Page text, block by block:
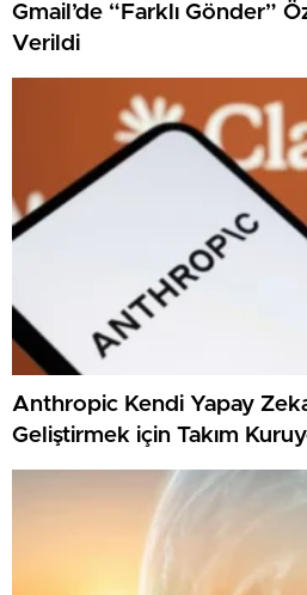
Gmail’de “Farklı Gönder”
Verildi
Anthropic Kendi Yapay
Geliştirmek için Takım